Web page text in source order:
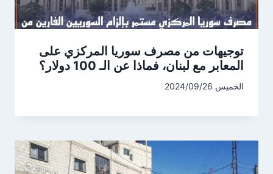
توجيهات من مصرف سوريا المركزي على
المعابر مع لبنان، فماذا عن الـ 100 دولار؟
الخميس 2024/09/26